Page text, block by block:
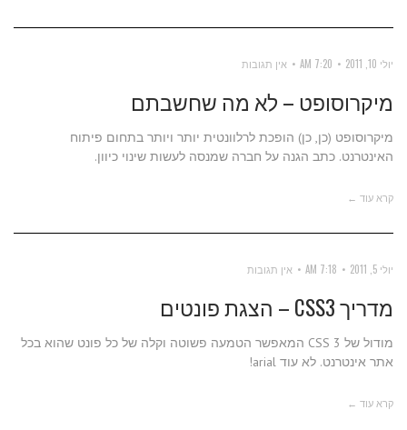
יולי 10, 2011 7:20 AM אין תגובות
מיקרוסופט – לא מה שחשבתם
מיקרוסופט (כן, כן) הופכת לרלוונטית יותר ויותר בתחום פיתוח
האינטרנט. כתב הגנה על חברה שמנסה לעשות שינוי כיוון.
קרא עוד ←
יולי 5, 2011 7:18 AM אין תגובות
מדריך CSS3 – הצגת פונטים
מודול של CSS 3 המאפשר הטמעה פשוטה וקלה של כל פונט שהוא בכל
אתר אינטרנט. לא עוד arial!
קרא עוד ←